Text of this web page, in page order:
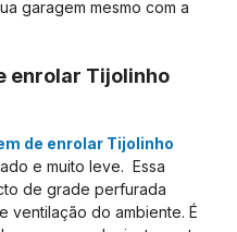
garagem mesmo com a
enrolar Tijolinho
de enrolar Tijolinho
e muito leve. Essa
de grade perfurada
ventilação do ambiente. É